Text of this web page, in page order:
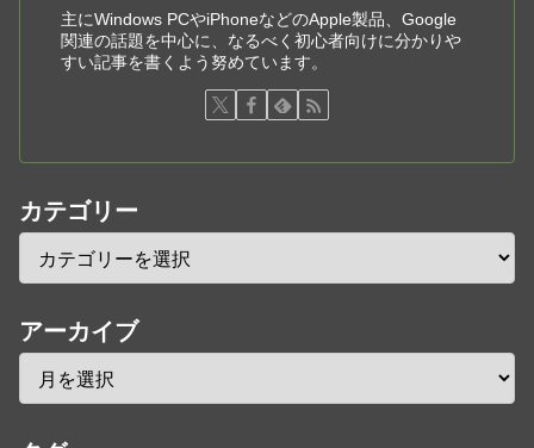
主にWindows PCやiPhoneなどのApple製品、Google
関連の話題を中心に、なるべく初心者向けに分かりや
すい記事を書くよう努めています。
カテゴリー
アーカイブ